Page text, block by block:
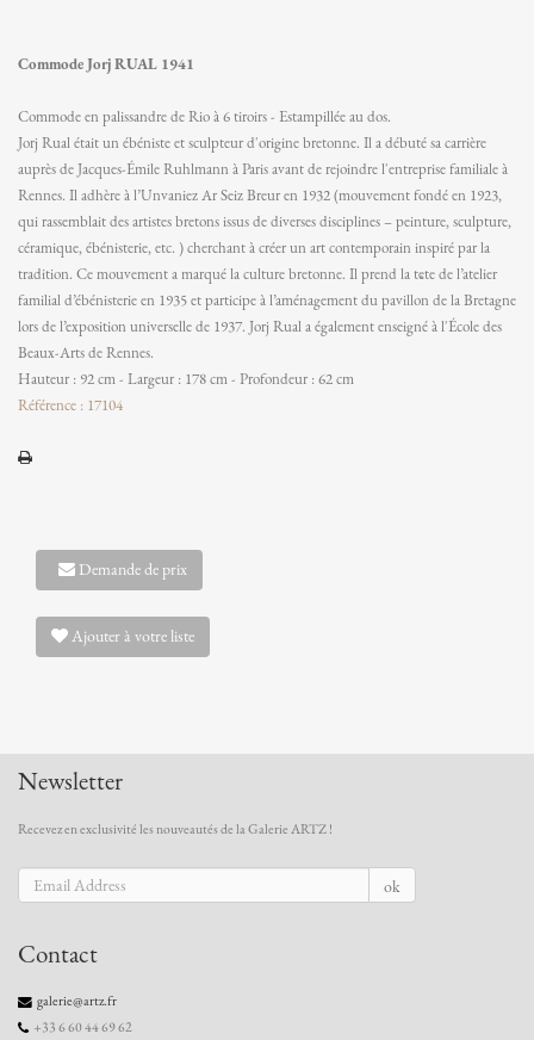
Commode Jorj RUAL 1941
Commode en palissandre de Rio à 6 tiroirs - Estampillée au dos.
Jorj Rual était un ébéniste et sculpteur d'origine bretonne. Il a débuté sa carrière
auprès de Jacques-Émile Ruhlmann à Paris avant de rejoindre l'entreprise familiale à
Rennes. Il adhère à l’Unvaniez Ar Seiz Breur en 1932 (mouvement fondé en 1923,
qui rassemblait des artistes bretons issus de diverses disciplines – peinture, sculpture,
céramique, ébénisterie, etc. ) cherchant à créer un art contemporain inspiré par la
tradition. Ce mouvement a marqué la culture bretonne. Il prend la tête de l’atelier
familial d’ébénisterie en 1935 et participe à l’aménagement du pavillon de la Bretagne
lors de l’exposition universelle de 1937. Jorj Rual a également enseigné à l'École des
Beaux-Arts de Rennes.
Hauteur : 92 cm - Largeur : 178 cm - Profondeur : 62 cm
Référence : 17104
Demande de prix
Ajouter à votre liste
Newsletter
Recevez en exclusivité les nouveautés de la Galerie ARTZ !
ok
Contact
galerie@artz.fr
+33 6 60 44 69 62